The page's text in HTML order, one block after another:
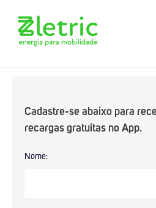
Cadastre-se abaixo para
recargas gratuitas no App.
Nome: